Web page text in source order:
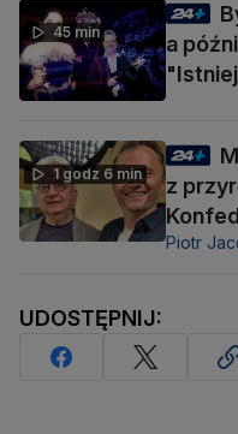
45 min
a
1 godz 6 min
z
Piotr
UDOSTĘPNIJ: